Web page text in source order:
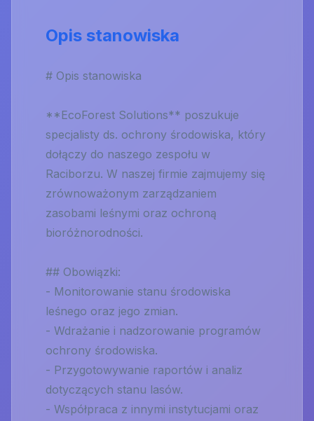
Opis stanowiska
# Opis stanowiska
**EcoForest Solutions** poszukuje
specjalisty ds. ochrony środowiska, który
dołączy do naszego zespołu w
Raciborzu. W naszej firmie zajmujemy się
zrównoważonym zarządzaniem
zasobami leśnymi oraz ochroną
bioróżnorodności.
## Obowiązki:
- Monitorowanie stanu środowiska
leśnego oraz jego zmian.
- Wdrażanie i nadzorowanie programów
ochrony środowiska.
- Przygotowywanie raportów i analiz
dotyczących stanu lasów.
- Współpraca z innymi instytucjami oraz